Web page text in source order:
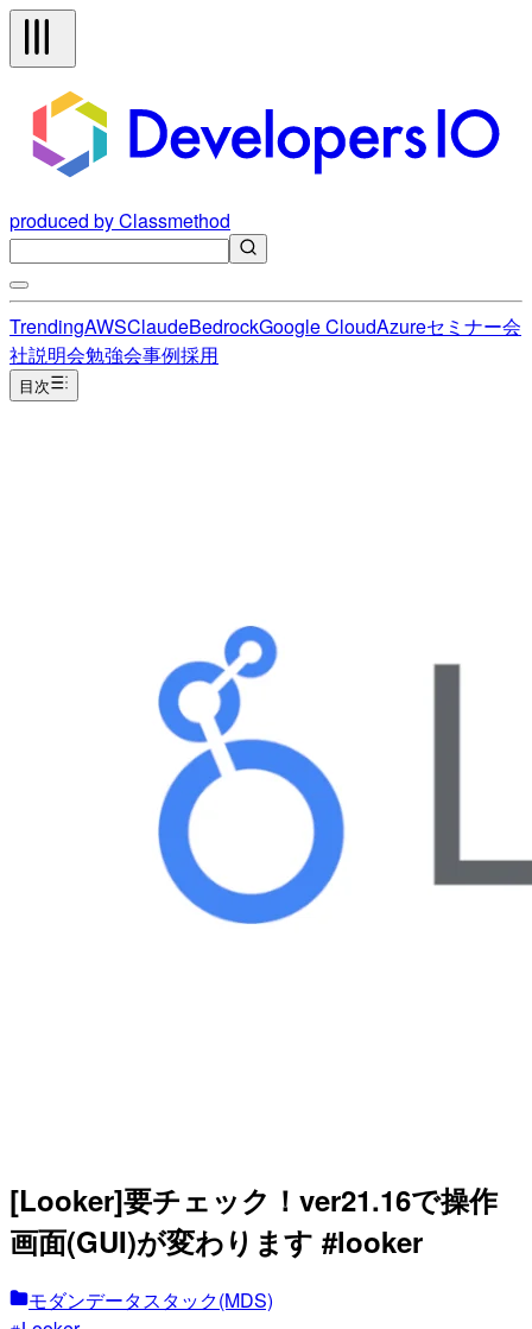
produced by Classmethod
TrendingAWSClaudeBedrockGoogle CloudAzureセミナー会
社説明会勉強会事例採用
目次
[Looker]要チェック！ver21.16で操作
画面(GUI)が変わります #looker
モダンデータスタック(MDS)